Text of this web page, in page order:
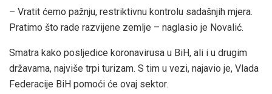
– Vratit ćemo pažnju, restriktivnu kontrolu sadašnjih mjera.
Pratimo što rade razvijene zemlje – naglasio je Novalić.
Smatra kako posljedice koronavirusa u BiH, ali i u drugim
državama, najviše trpi turizam. S tim u vezi, najavio je, Vlada
Federacije BiH pomoći će ovaj sektor.